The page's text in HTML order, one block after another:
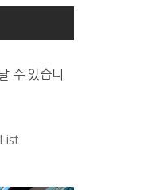
수 있습니
List